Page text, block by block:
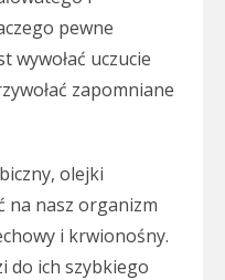
pewne
wywołać uczucie
zapomniane
olejki
na nasz organizm
i krwionośny.
do ich szybkiego